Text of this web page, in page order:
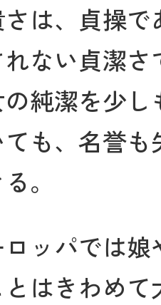
は、貞操
ない貞潔
純潔を少
も、名誉
。
ロッパでは
はきわめ